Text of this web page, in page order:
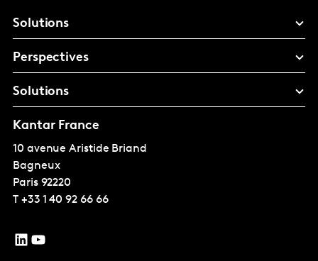
Solutions
Perspectives
Solutions
Kantar France
10 avenue Aristide Briand
Bagneux
Paris 92220
T +33 1 40 92 66 66